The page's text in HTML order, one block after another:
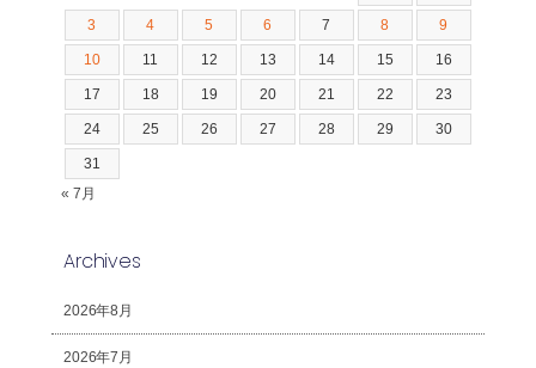
3 4 5 6 7 8 9
10 11 12 13 14 15 16
17 18 19 20 21 22 23
24 25 26 27 28 29 30
31
« 7月
Archives
2026年8月
2026年7月